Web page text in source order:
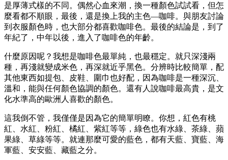
是厚薄式樣的不同。偶然心血來潮，換一種顏色試試看，但怎
麼看都不順眼，最後，還是換上我的主色—咖啡。與朋友討論
到衣服顏色時，也大部分都喜歡咖啡色。最後的結論是，到了
年紀了，中年以後，進入了咖啡色的年齡。
什麼原因呢？我想是咖啡色最單純，也最穩定。就只深淺兩
種，再淺就變成米色，再深就近乎黑色。分辨時比較簡單，配
其他東西如提包、皮鞋、圍巾也好配，因為咖啡是一種深沉、
溫和，能與任何顏色協調的顏色。還有人說咖啡最高貴，是文
化水準高的歐洲人喜歡的顏色。
這我倒不管，我僅僅是因為它的簡單明瞭。你想，紅色有桃
紅、水紅、粉紅、橘紅、紫紅等等，綠色也有水綠、茶綠、蘋
果綠、草綠等等。就連那麼可愛的藍色，都有天藍、寶藍、海
軍藍、安安藍、藏藍之分。